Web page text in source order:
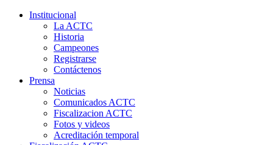
Institucional
La ACTC
Historia
Campeones
Registrarse
Contáctenos
Prensa
Noticias
Comunicados ACTC
Fiscalizacion ACTC
Fotos y videos
Acreditación temporal